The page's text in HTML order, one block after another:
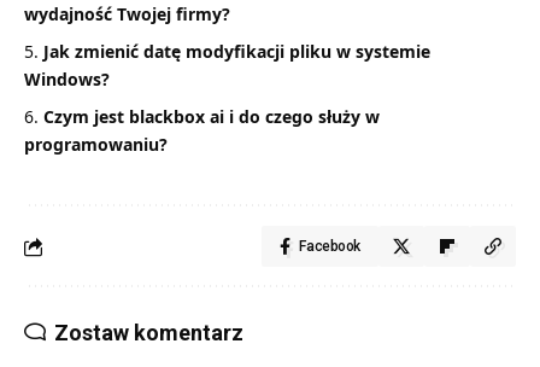
wydajność Twojej firmy?
Jak zmienić datę modyfikacji pliku w systemie
Windows?
Czym jest blackbox ai i do czego służy w
programowaniu?
Facebook
Zostaw komentarz